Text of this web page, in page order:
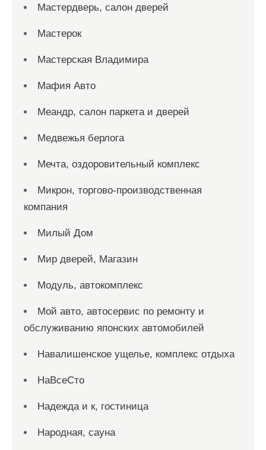
Мастердверь, салон дверей
Мастерок
Мастерская Владимира
Мафия Авто
Меандр, салон паркета и дверей
Медвежья берлога
Мечта, оздоровительный комплекс
Микрон, торгово-производственная
компания
Милый Дом
Мир дверей, Магазин
Модуль, автокомплекс
Мой авто, автосервис по ремонту и
обслуживанию японских автомобилей
Навалишенское ущелье, комплекс отдыха
НаВсеСто
Надежда и к, гостиница
Народная, сауна